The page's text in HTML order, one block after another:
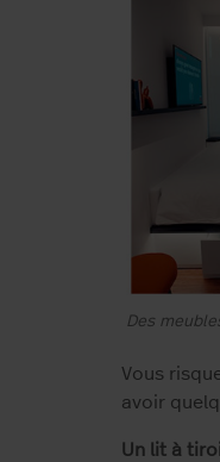
Des
Vous
avoir
Un lit à